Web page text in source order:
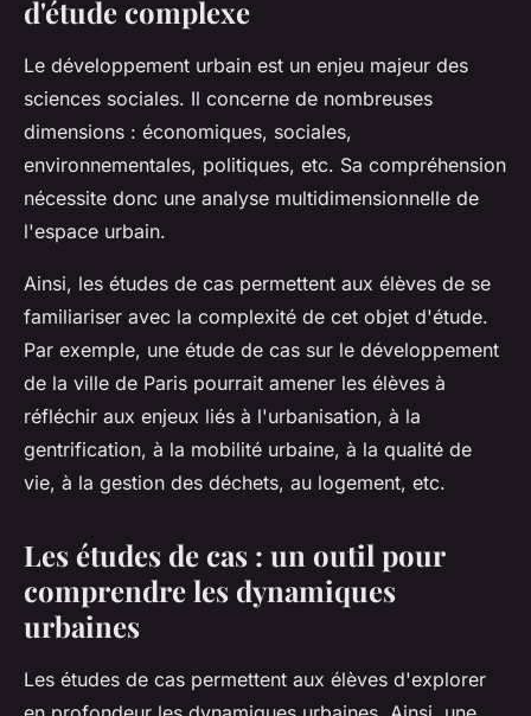
d'étude complexe
Le développement urbain est un enjeu majeur des
sciences sociales. Il concerne de nombreuses
dimensions : économiques, sociales,
environnementales, politiques, etc. Sa compréhension
nécessite donc une analyse multidimensionnelle de
l'espace urbain.
Ainsi, les études de cas permettent aux élèves de se
familiariser avec la complexité de cet objet d'étude.
Par exemple, une étude de cas sur le développement
de la ville de Paris pourrait amener les élèves à
réfléchir aux enjeux liés à l'urbanisation, à la
gentrification, à la mobilité urbaine, à la qualité de
vie, à la gestion des déchets, au logement, etc.
Les études de cas : un outil pour
comprendre les dynamiques
urbaines
Les études de cas permettent aux élèves d'explorer